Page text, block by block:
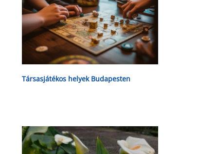
Társasjátékos helyek Budapesten